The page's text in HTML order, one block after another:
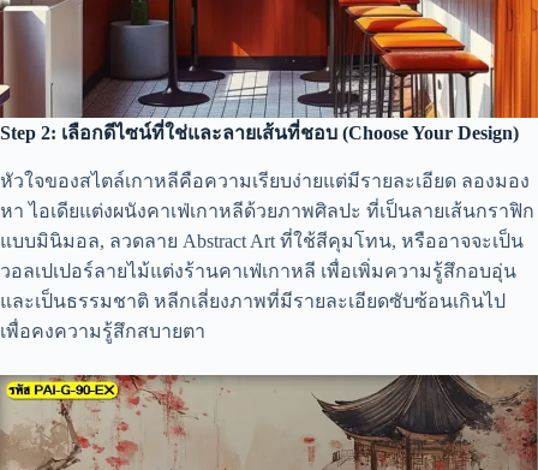
Step 2: เลือกดีไซน์ที่ใช่และลายเส้นที่ชอบ (Choose Your Design)
หัวใจของสไตล์เกาหลีคือความเรียบง่ายแต่มีรายละเอียด ลองมอง
หา ไอเดียแต่งผนังคาเฟ่เกาหลีด้วยภาพศิลปะ ที่เป็นลายเส้นกราฟิก
แบบมินิมอล, ลวดลาย Abstract Art ที่ใช้สีคุมโทน, หรืออาจจะเป็น
วอลเปเปอร์ลายไม้แต่งร้านคาเฟ่เกาหลี เพื่อเพิ่มความรู้สึกอบอุ่น
และเป็นธรรมชาติ หลีกเลี่ยงภาพที่มีรายละเอียดซับซ้อนเกินไป
เพื่อคงความรู้สึกสบายตา